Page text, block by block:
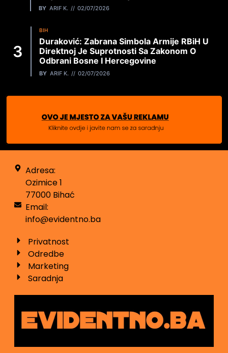
BY ARIF K. 02/07/2026
BIH
Duraković: Zabrana Simbola Armije RBiH U
Direktnoj Je Suprotnosti Sa Zakonom O
Odbrani Bosne I Hercegovine
BY ARIF K. 02/07/2026
Adresa:
Ozimice 1
77000 Bihać
Email:
info@evidentno.ba
Privatnost
Odredbe
Marketing
Saradnja